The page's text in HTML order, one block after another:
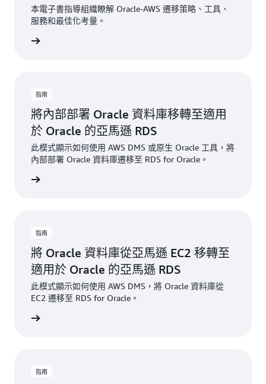
本電子書指導組織瞭解 Oracle-AWS 遷移策略、工具、
服務和最佳化考量。
指南
將內部部署 Oracle 資料庫移轉至適用
於 Oracle 的亞馬遜 RDS
此模式顯示如何使用 AWS DMS 或原生 Oracle 工具，將
內部部署 Oracle 資料庫遷移至 RDS for Oracle。
指南
將 Oracle 資料庫從亞馬遜 EC2 移轉至
適用於 Oracle 的亞馬遜 RDS
此模式顯示如何使用 AWS DMS，將 Oracle 資料庫從
EC2 遷移至 RDS for Oracle。
指南